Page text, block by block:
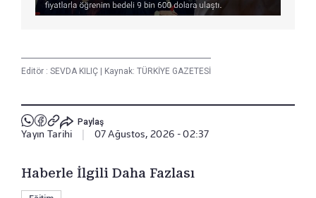
Editör : SEVDA KILIÇ Kaynak: TÜRKİYE GAZETESİ
Paylaş
Yayın Tarihi 07 Ağustos, 2026 - 02:37
Haberle İlgili Daha Fazlası